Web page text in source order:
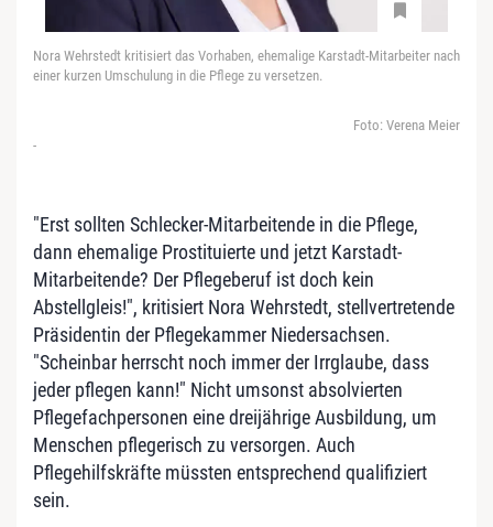
Nora Wehrstedt kritisiert das Vorhaben, ehemalige Karstadt-Mitarbeiter nach
einer kurzen Umschulung in die Pflege zu versetzen.
Foto: Verena Meier
-
"Erst sollten Schlecker-Mitarbeitende in die Pflege,
dann ehemalige Prostituierte und jetzt Karstadt-
Mitarbeitende? Der Pflegeberuf ist doch kein
Abstellgleis!", kritisiert Nora Wehrstedt, stellvertretende
Präsidentin der Pflegekammer Niedersachsen.
"Scheinbar herrscht noch immer der Irrglaube, dass
jeder pflegen kann!" Nicht umsonst absolvierten
Pflegefachpersonen eine dreijährige Ausbildung, um
Menschen pflegerisch zu versorgen. Auch
Pflegehilfskräfte müssten entsprechend qualifiziert
sein.